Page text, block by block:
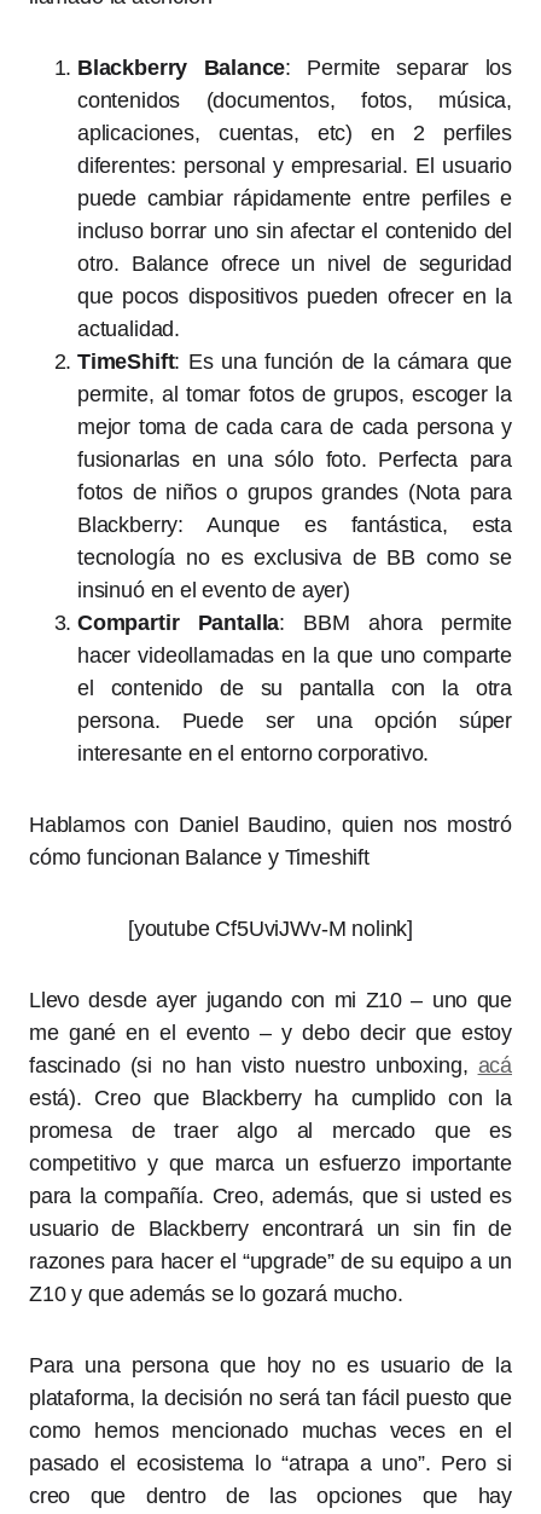
Blackberry Balance: Permite separar los
contenidos (documentos, fotos, música,
aplicaciones, cuentas, etc) en 2 perfiles
diferentes: personal y empresarial. El usuario
puede cambiar rápidamente entre perfiles e
incluso borrar uno sin afectar el contenido del
otro. Balance ofrece un nivel de seguridad
que pocos dispositivos pueden ofrecer en la
actualidad.
TimeShift: Es una función de la cámara que
permite, al tomar fotos de grupos, escoger la
mejor toma de cada cara de cada persona y
fusionarlas en una sólo foto. Perfecta para
fotos de niños o grupos grandes (Nota para
Blackberry: Aunque es fantástica, esta
tecnología no es exclusiva de BB como se
insinuó en el evento de ayer)
Compartir Pantalla: BBM ahora permite
hacer videollamadas en la que uno comparte
el contenido de su pantalla con la otra
persona. Puede ser una opción súper
interesante en el entorno corporativo.
Hablamos con Daniel Baudino, quien nos mostró
cómo funcionan Balance y Timeshift
[youtube Cf5UviJWv-M nolink]
Llevo desde ayer jugando con mi Z10 – uno que
me gané en el evento – y debo decir que estoy
fascinado (si no han visto nuestro unboxing, acá
está). Creo que Blackberry ha cumplido con la
promesa de traer algo al mercado que es
competitivo y que marca un esfuerzo importante
para la compañía. Creo, además, que si usted es
usuario de Blackberry encontrará un sin fin de
razones para hacer el “upgrade” de su equipo a un
Z10 y que además se lo gozará mucho.
Para una persona que hoy no es usuario de la
plataforma, la decisión no será tan fácil puesto que
como hemos mencionado muchas veces en el
pasado el ecosistema lo “atrapa a uno”. Pero si
creo que dentro de las opciones que hay